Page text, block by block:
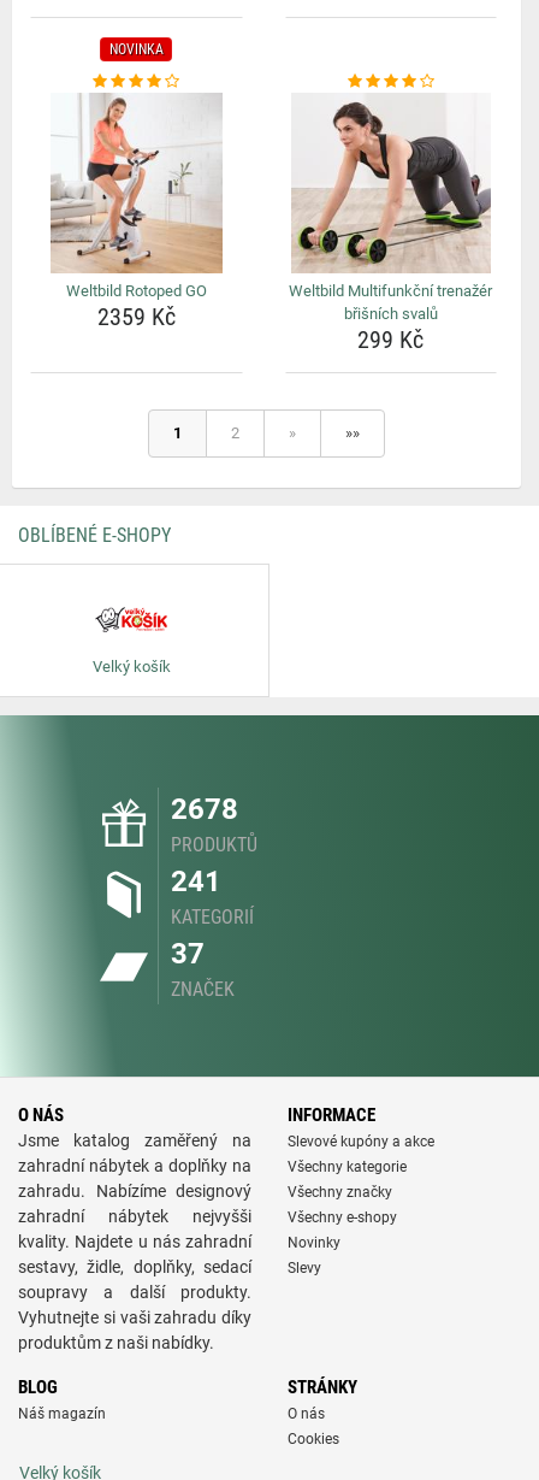
NOVINKA
Weltbild Rotoped GO
2359 Kč
Weltbild Multifunkční trenažér
břišních svalů
299 Kč
1 2 » »»
OBLÍBENÉ E-SHOPY
Velký košík
2678
PRODUKTŮ
241
KATEGORIÍ
37
ZNAČEK
O NÁS
Jsme katalog zaměřený na
zahradní nábytek a doplňky na
zahradu. Nabízíme designový
zahradní nábytek nejvyšši
kvality. Najdete u nás zahradní
sestavy, židle, doplňky, sedací
soupravy a další produkty.
Vyhutnejte si vaši zahradu díky
produktům z naši nabídky.
INFORMACE
Slevové kupóny a akce
Všechny kategorie
Všechny značky
Všechny e-shopy
Novinky
Slevy
BLOG
Náš magazín
STRÁNKY
O nás
Cookies
Velký košík